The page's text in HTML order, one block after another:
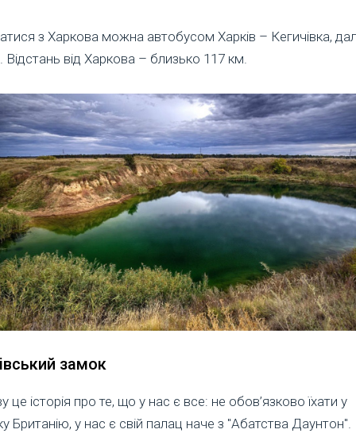
з Харкова можна автобусом Харків – Кегичівка,
Відстань від Харкова – близько 117 км.
замок
це історія про те, що у нас є все: не обов’язково їхати у
Британію, у нас є свій палац наче з "Абатства Даунтон".